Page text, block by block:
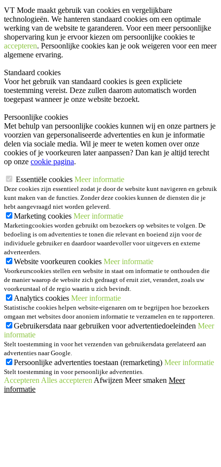
VT Mode maakt gebruik van cookies en vergelijkbare
technologieën. We hanteren standaard cookies om een optimale
werking van de website te garanderen. Voor een meer persoonlijke
shopervaring kun je ervoor kiezen om persoonlijke cookies te
accepteren. Persoonlijke cookies kan je ook weigeren voor een meer
algemene ervaring.
Standaard cookies
Voor het gebruik van standaard cookies is geen expliciete
toestemming vereist. Deze zullen daarom automatisch worden
toegepast wanneer je onze website bezoekt.
Persoonlijke cookies
Met behulp van persoonlijke cookies kunnen wij en onze partners je
voorzien van gepersonaliseerde advertenties en kun je informatie
delen via sociale media. Wil je meer te weten komen over onze
cookies of je voorkeuren later aanpassen? Dan kan je altijd terecht
op onze cookie pagina.
Essentiële cookies Meer informatie
Deze cookies zijn essentieel zodat je door de website kunt navigeren en gebruik
kunt maken van de functies. Zonder deze cookies kunnen de diensten die je
hebt aangevraagd niet worden geleverd.
Marketing cookies Meer informatie
Marketingcookies worden gebruikt om bezoekers op websites te volgen. De
bedoeling is om advertenties te tonen die relevant en boeiend zijn voor de
individuele gebruiker en daardoor waardevoller voor uitgevers en externe
adverteerders.
Website voorkeuren cookies Meer informatie
Voorkeurscookies stellen een website in staat om informatie te onthouden die
de manier waarop de website zich gedraagt of eruit ziet, verandert, zoals uw
voorkeurstaal of de regio waarin u zich bevindt.
Analytics cookies Meer informatie
Statistische cookies helpen website-eigenaren om te begrijpen hoe bezoekers
omgaan met websites door anoniem informatie te verzamelen en te rapporteren.
Gebruikersdata naar gebruiken voor advertentiedoeleinden Meer
informatie
Stelt toestemming in voor het verzenden van gebruikersdata gerelateerd aan
advertenties naar Google.
Persoonlijke advertenties toestaan (remarketing) Meer informatie
Stelt toestemming in voor persoonlijke advertenties.
Accepteren Alles accepteren Afwijzen Meer smaken Meer
informatie